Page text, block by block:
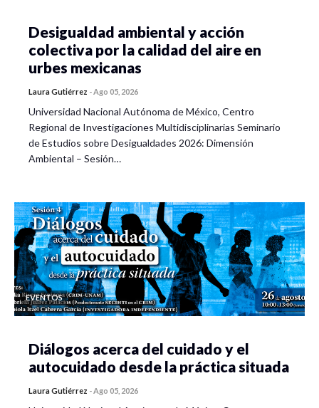
Desigualdad ambiental y acción
colectiva por la calidad del aire en
urbes mexicanas
Laura Gutiérrez -Ago 05, 2026
Universidad Nacional Autónoma de México, Centro
Regional de Investigaciones Multidisciplinarias Seminario
de Estudios sobre Desigualdades 2026: Dimensión
Ambiental – Sesión…
EVENTOS
Diálogos acerca del cuidado y el
autocuidado desde la práctica situada
Laura Gutiérrez -Ago 05, 2026